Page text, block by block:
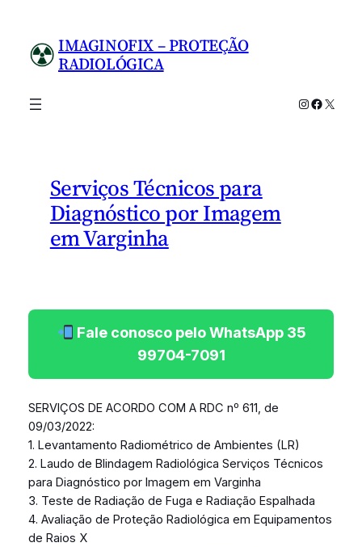
conteúdo
IMAGINOFIX – PROTEÇÃO
RADIOLÓGICA
Instagram
X
Serviços Técnicos para
Diagnóstico por Imagem
em Varginha
Fale conosco pelo WhatsApp 35
99704-7091
SERVIÇOS DE ACORDO COM A RDC nº 611, de
09/03/2022:
1. Levantamento Radiométrico de Ambientes (LR)
2. Laudo de Blindagem Radiológica Serviços Técnicos
para Diagnóstico por Imagem em Varginha
3. Teste de Radiação de Fuga e Radiação Espalhada
4. Avaliação de Proteção Radiológica em Equipamentos
de Raios X